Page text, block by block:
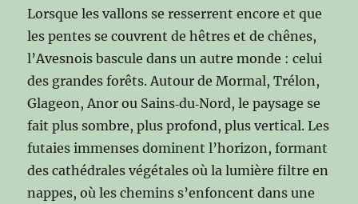
Lorsque les vallons se resserrent encore et que
les pentes se couvrent de hêtres et de chênes,
l’Avesnois bascule dans un autre monde : celui
des grandes forêts. Autour de Mormal, Trélon,
Glageon, Anor ou Sains‑du‑Nord, le paysage se
fait plus sombre, plus profond, plus vertical. Les
futaies immenses dominent l’horizon, formant
des cathédrales végétales où la lumière filtre en
nappes, où les chemins s’enfoncent dans une